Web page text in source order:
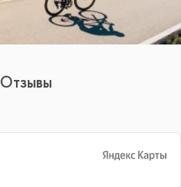
Отзывы